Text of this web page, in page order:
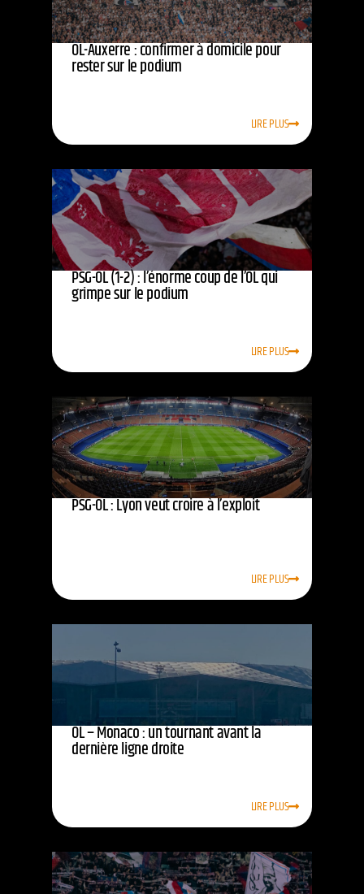
OL-Auxerre : confirmer à domicile pour
rester sur le podium
LIRE PLUS
PSG-OL (1-2) : l’énorme coup de l’OL qui
grimpe sur le podium
LIRE PLUS
PSG-OL : Lyon veut croire à l’exploit
LIRE PLUS
OL – Monaco : un tournant avant la
dernière ligne droite
LIRE PLUS